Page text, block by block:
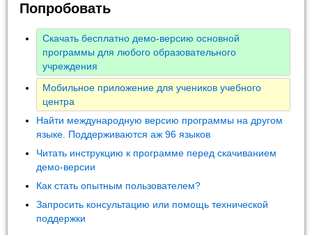
Попробовать
Скачать бесплатно демо-версию основной
программы для любого образовательного
учреждения
Мобильное приложение для учеников учебного
центра
Найти международную версию программы на другом
языке. Поддерживаются аж 96 языков
Читать инструкцию к программе перед скачиванием
демо-версии
Как стать опытным пользователем?
Запросить консультацию или помощь технической
поддержки